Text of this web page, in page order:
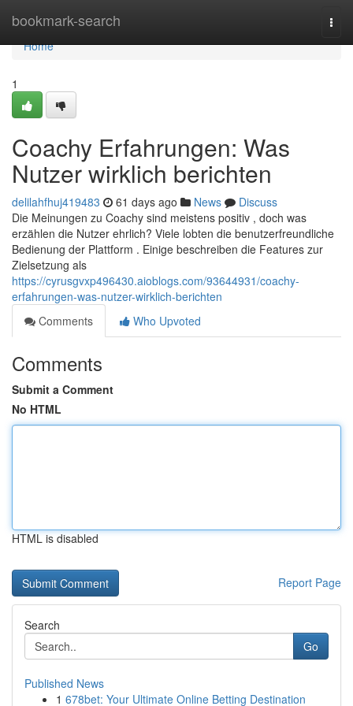
bookmark-search
Home
Home
1
Coachy Erfahrungen: Was
Nutzer wirklich berichten
delilahfhuj419483 61 days ago News
Discuss
Die Meinungen zu Coachy sind meistens positiv , doch was
erzählen die Nutzer ehrlich? Viele lobten die benutzerfreundliche
Bedienung der Plattform . Einige beschreiben die Features zur
Zielsetzung als
https://cyrusgvxp496430.aioblogs.com/93644931/coachy-
erfahrungen-was-nutzer-wirklich-berichten
Comments
Who Upvoted
Comments
Submit a Comment
No HTML
HTML is disabled
Report Page
Search
Go
Published News
1 678bet: Your Ultimate Online Betting Destination